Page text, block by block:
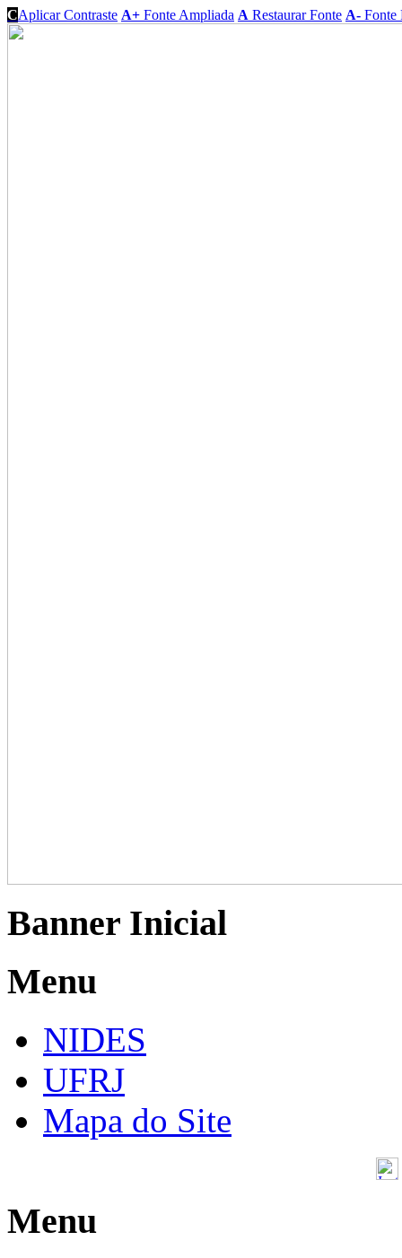
CAplicar Contraste A+ Fonte Ampliada A Restaurar Fonte A- Fonte
Banner Inicial
Menu
NIDES
UFRJ
Mapa do Site
Menu